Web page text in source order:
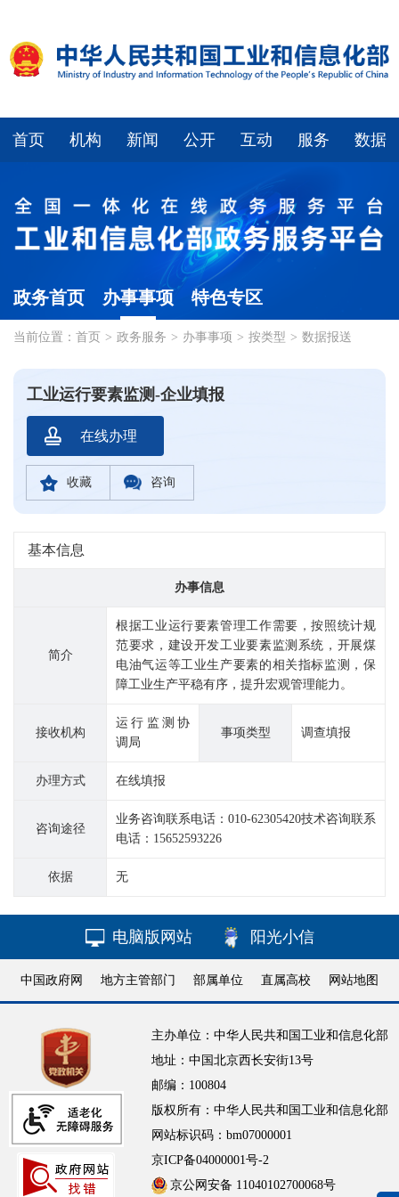
首页 机构 新闻 公开 互动 服务 数据
政务首页 办事事项 特色专区
当前位置： 首页 > 政务服务 > 办事事项 > 按类型 > 数据报送
工业运行要素监测-企业填报
在线办理
收藏 咨询
基本信息
办事信息
简介
根据工业运行要素管理工作需要，按照统计规
范要求，建设开发工业要素监测系统，开展煤
电油气运等工业生产要素的相关指标监测，保
障工业生产平稳有序，提升宏观管理能力。
接收机构
运行监测协
调局
事项类型 调查填报
办理方式 在线填报
咨询途径
业务咨询联系电话：010-62305420技术咨询联系
电话：15652593226
依据 无
电脑版网站 阳光小信
中国政府网 地方主管部门 部属单位 直属高校 网站地图
主办单位：中华人民共和国工业和信息化部
地址：中国北京西长安街13号
邮编：100804
版权所有：中华人民共和国工业和信息化部
网站标识码：bm07000001
京ICP备04000001号-2
京公网安备 11040102700068号